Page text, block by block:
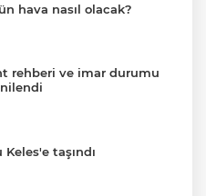
hava nasıl olacak?
rehberi ve imar durumu
taşındı